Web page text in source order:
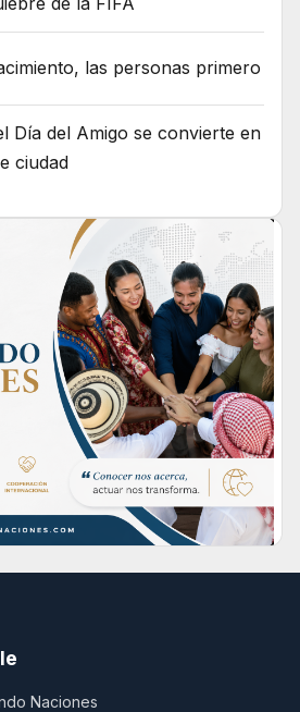
las personas primero
Día del Amigo se convierte en
ciudad
Naciones